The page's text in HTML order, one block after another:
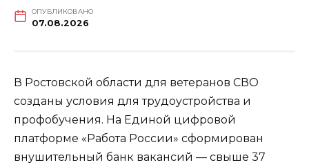
ОПУБЛИКОВАНО
07.08.2026
В Ростовской области для ветеранов СВО
созданы условия для трудоустройства и
профобучения. На Единой цифровой
платформе «Работа России» сформирован
внушительный банк вакансий — свыше 37